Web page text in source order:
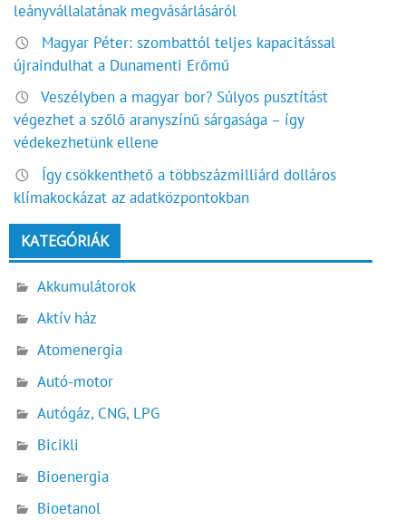
leányvállalatának megvásárlásáról
Magyar Péter: szombattól teljes kapacitással
újraindulhat a Dunamenti Erőmű
Veszélyben a magyar bor? Súlyos pusztítást
végezhet a szőlő aranyszínű sárgasága – így
védekezhetünk ellene
Így csökkenthető a többszázmilliárd dolláros
klímakockázat az adatközpontokban
KATEGÓRIÁK
Akkumulátorok
Aktív ház
Atomenergia
Autó-motor
Autógáz, CNG, LPG
Bicikli
Bioenergia
Bioetanol